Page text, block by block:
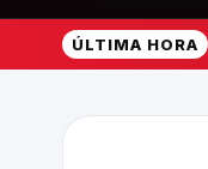
ÚLTIMA HORA